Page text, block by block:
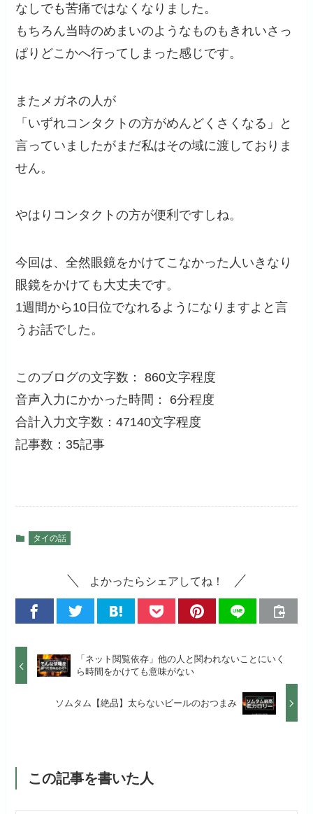
なしでも苦痛ではなくなりました。
もちろん当時のめまいのようなものもきれいさっ
ぱりどこかへ行ってしまった感じです。
またメガネの人が
「いずれコンタクトの方がめんどくさくなる」と
言っていましたがまだ私はその域に渡しておりま
せん。
やはりコンタクトの方が便利ですしね。
今回は、全然眼鏡をかけてこなかった人いきなり
眼鏡をかけても大丈夫です。
1週間から10日位でなれるようになりますよと言
うお話でした。
このブログの文字数： 860文字程度
音声入力にかかった時間： 6分程度
合計入力文字数：47140文字程度
記事数：35記事
タイの話
よかったらシェアしてね！
「ネット閲覧依存」他の人と関われないことにいく
ら時間をかけても意味がない
ソムタム【絶品】太らないビールのおつまみ
この記事を書いた人